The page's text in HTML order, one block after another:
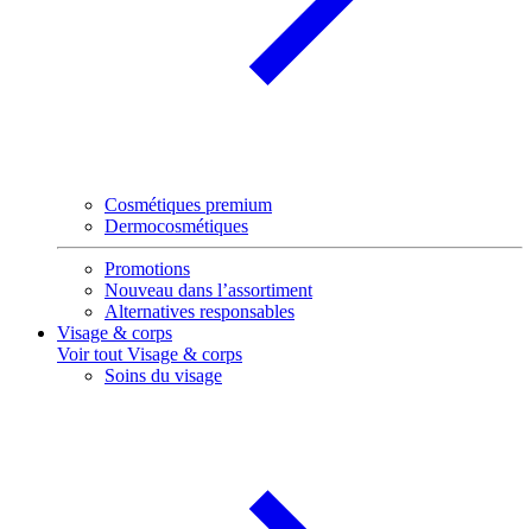
Cosmétiques premium
Dermocosmétiques
Promotions
Nouveau dans l’assortiment
Alternatives responsables
Visage & corps
Voir tout Visage & corps
Soins du visage